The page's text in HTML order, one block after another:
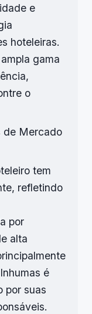
e
hoteleiras.
gama
o
de Mercado
tem
refletindo
por
alta
é
por suas